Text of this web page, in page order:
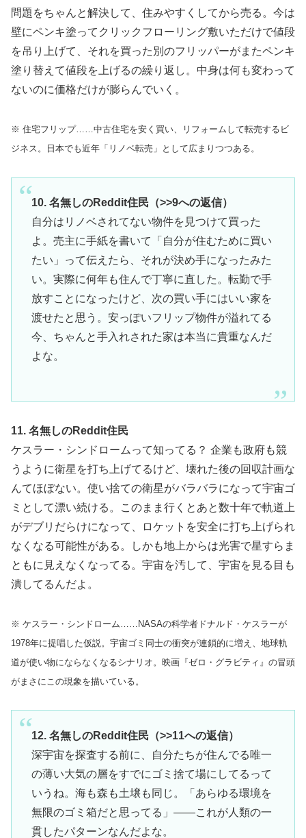
問題をちゃんと解決して、住みやすくしてから売る。今は
壁にペンキ塗ってクリックフローリング敷いただけで値段
を吊り上げて、それを買った別のフリッパーがまたペンキ
塗り替えて値段を上げるの繰り返し。中身は何も変わって
ないのに価格だけが膨らんでいく。
※ 住宅フリップ……中古住宅を安く買い、リフォームして転売するビ
ジネス。日本でも近年「リノベ転売」として広まりつつある。
10. 名無しのReddit住民（>>9への返信）
自分はリノベされてない物件を見つけて買った
よ。売主に手紙を書いて「自分が住むために買い
たい」って伝えたら、それが決め手になったみた
い。実際に何年も住んで丁寧に直した。転勤で手
放すことになったけど、次の買い手にはいい家を
渡せたと思う。安っぽいフリップ物件が溢れてる
今、ちゃんと手入れされた家は本当に貴重なんだ
よな。
11. 名無しのReddit住民
ケスラー・シンドロームって知ってる？ 企業も政府も競
うように衛星を打ち上げてるけど、壊れた後の回収計画な
んてほぼない。使い捨ての衛星がバラバラになって宇宙ゴ
ミとして漂い続ける。このまま行くとあと数十年で軌道上
がデブリだらけになって、ロケットを安全に打ち上げられ
なくなる可能性がある。しかも地上からは光害で星すらま
ともに見えなくなってる。宇宙を汚して、宇宙を見る目も
潰してるんだよ。
※ ケスラー・シンドローム……NASAの科学者ドナルド・ケスラーが
1978年に提唱した仮説。宇宙ゴミ同士の衝突が連鎖的に増え、地球軌
道が使い物にならなくなるシナリオ。映画『ゼロ・グラビティ』の冒頭
がまさにこの現象を描いている。
12. 名無しのReddit住民（>>11への返信）
深宇宙を探査する前に、自分たちが住んでる唯一
の薄い大気の層をすでにゴミ捨て場にしてるって
いうね。海も森も土壌も同じ。「あらゆる環境を
無限のゴミ箱だと思ってる」——これが人類の一
貫したパターンなんだよな。